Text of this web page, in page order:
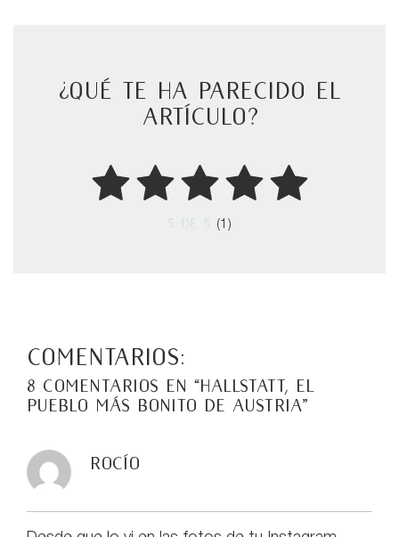
¿Qué te ha parecido el
artículo?
5 de 5 (1)
Comentarios:
8 comentarios en “Hallstatt, el
pueblo más bonito de Austria”
Rocío